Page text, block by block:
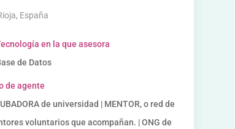
, España
en la que asesora
de Datos
de agente
de universidad | MENTOR, o red de
voluntarios que acompañan. | ONG de